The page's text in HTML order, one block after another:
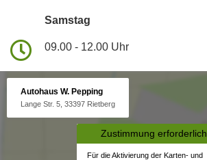
Samstag
09.00 - 12.00 Uhr
Autohaus W. Pepping
Lange Str. 5, 33397 Rietberg
Zustimmung erforderlich
Für die Aktivierung der Karten- und